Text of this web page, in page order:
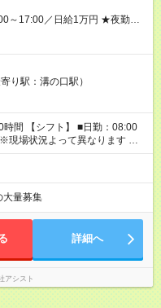
■選べる支払い方
手渡しです♪ ■残業手当
など 【試用期間】
り駅：溝の口駅）
間 【シフト】 ■日勤：08:00
現場状況よって異なります ※早
！ ☆現場
☆ご希望の方は「日勤＋夜
～05:00 ※現場状況よって異
務もあり ☆週3～勤務
給全額保証！ ☆ご希望の方は
大量募集
詳細へ
アシスト